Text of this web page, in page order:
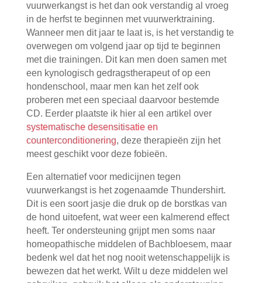
vuurwerkangst is het dan ook verstandig al vroeg
in de herfst te beginnen met vuurwerktraining.
Wanneer men dit jaar te laat is, is het verstandig te
overwegen om volgend jaar op tijd te beginnen
met die trainingen. Dit kan men doen samen met
een kynologisch gedragstherapeut of op een
hondenschool, maar men kan het zelf ook
proberen met een speciaal daarvoor bestemde
CD. Eerder plaatste ik hier al een artikel over
systematische desensitisatie en
counterconditionering, deze therapieën zijn het
meest geschikt voor deze fobieën.
Een alternatief voor medicijnen tegen
vuurwerkangst is het zogenaamde Thundershirt.
Dit is een soort jasje die druk op de borstkas van
de hond uitoefent, wat weer een kalmerend effect
heeft. Ter ondersteuning grijpt men soms naar
homeopathische middelen of Bachbloesem, maar
bedenk wel dat het nog nooit wetenschappelijk is
bewezen dat het werkt. Wilt u deze middelen wel